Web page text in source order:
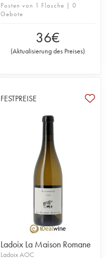
Posten von 1 Flasche | 0
Gebote
36€
(Aktualisierung des Preises)
FESTPREISE
Ladoix La Maison Romane
Ladoix AOC